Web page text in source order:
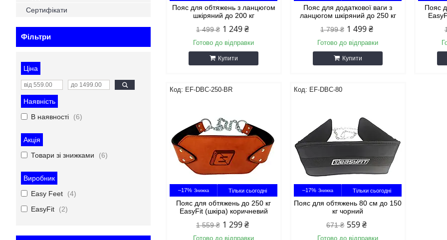
Пояс для обтяжень з ланцюгом
шкіряний до 200 кг
1 499 ₴ 1 249 ₴
Готово до відправки
Купити
Пояс для додаткової ваги з
ланцюгом шкіряний до 250 кг
1 799 ₴ 1 499 ₴
Готово до відправки
Купити
Пояс
EF-DBC-250-BR
–17% Тільки сьогодні
Пояс для обтяжень до 250 кг
EasyFit (шкіра) коричневий
1 559 ₴ 1 299 ₴
Готово до відправки
EF-DBC-80
–17% Тільки сьогодні
Пояс для обтяжень 80 см до 150
кг чорний
671 ₴ 559 ₴
Готово до відправки
Сертифікати
Фільтри
Ціна
Наявність
В наявності
6
Акція
Товари зі знижками
6
Виробник
Easy Feet
4
EasyFit
2